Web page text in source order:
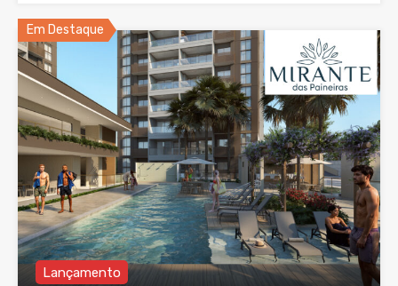
Em Destaque
Lançamento